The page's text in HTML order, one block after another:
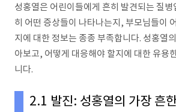
성홍열은 어린이들에게 흔히 발견되는 질
히 어떤 증상들이 나타나는지, 부모님들이
지에 대한 정보는 종종 부족합니다. 성홍열
아보고, 어떻게 대응해야 할지에 대한 유용
니다.
2.1 발진: 성홍열의 가장 흔